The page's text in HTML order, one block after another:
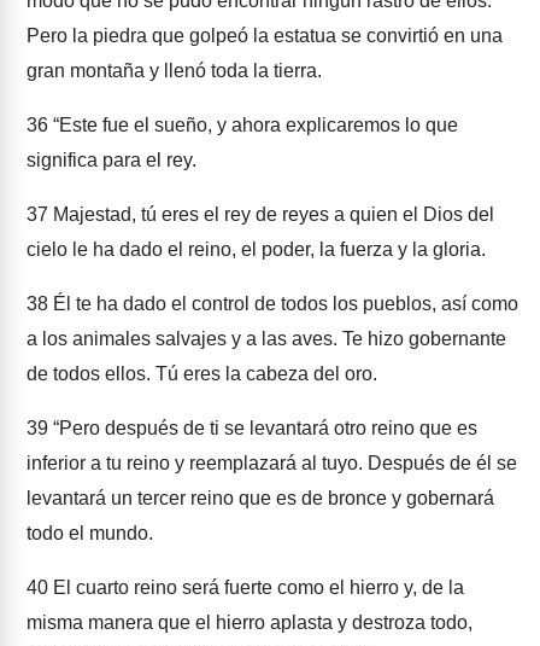
Pero la piedra que golpeó la estatua se convirtió en una
gran montaña y llenó toda la tierra.
36 “Este fue el sueño, y ahora explicaremos lo que
significa para el rey.
37 Majestad, tú eres el rey de reyes a quien el Dios del
cielo le ha dado el reino, el poder, la fuerza y la gloria.
38 Él te ha dado el control de todos los pueblos, así como
a los animales salvajes y a las aves. Te hizo gobernante
de todos ellos. Tú eres la cabeza del oro.
39 “Pero después de ti se levantará otro reino que es
inferior a tu reino y reemplazará al tuyo. Después de él se
levantará un tercer reino que es de bronce y gobernará
todo el mundo.
40 El cuarto reino será fuerte como el hierro y, de la
misma manera que el hierro aplasta y destroza todo,